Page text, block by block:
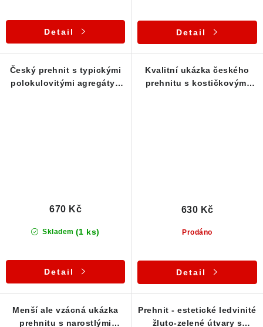
Detail Detail
Český prehnit s typickými
polokulovitými agregáty /
Skladem (1 ks)
670 Kč
Detail
Kvalitní ukázka českého
prehnitu s kostičkovými
Prodáno
630 Kč
Detail
Menší ale vzácná ukázka
prehnitu s narostlými
Prehnit - estetické ledvinité
žluto-zelené útvary s